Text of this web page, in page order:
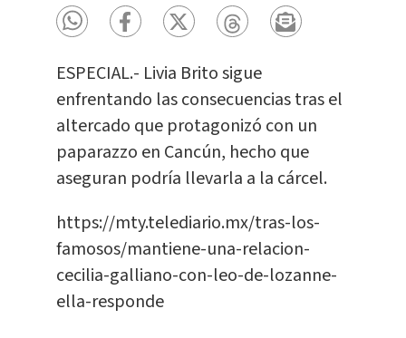
ESPECIAL.- Livia Brito sigue
enfrentando las consecuencias tras el
altercado que protagonizó con un
paparazzo en Cancún, hecho que
aseguran podría llevarla a la cárcel.
https://mty.telediario.mx/tras-los-
famosos/mantiene-una-relacion-
cecilia-galliano-con-leo-de-lozanne-
ella-responde